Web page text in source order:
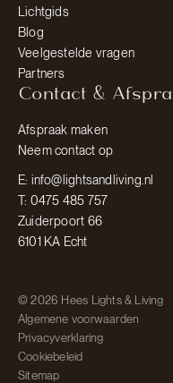
Lichtgids
Blog
Veelgestelde vragen
Partners
Contact &
Afspraak maken
Neem contact op
E: info@lightsandliving.nl
T: 0475 485 757
Zuiderpoort 66
6101 KA Echt
© 2026 Hees Lights & Living
Algemene voorwaarden
Privacyverklaring
Cookiebeleid
Sitemap